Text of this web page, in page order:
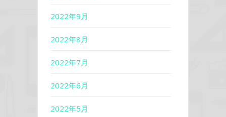
2022年9月
2022年8月
2022年7月
2022年6月
2022年5月